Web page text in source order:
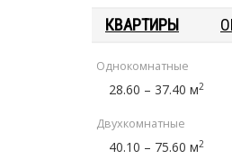
КВАРТИРЫ
Однокомнатные
28.60 – 37.40 м2
Двухкомнатные
40.10 – 75.60 м2